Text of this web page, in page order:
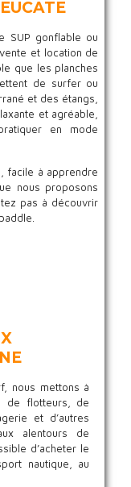
SUP gonflable ou
et location de
que les planches
de surfer ou
et des étangs,
et agréable,
en mode
facile à apprendre
nous proposons
pas à découvrir
nous mettons à
de flotteurs, de
et d’autres
alentours de
d’acheter le
nautique, au